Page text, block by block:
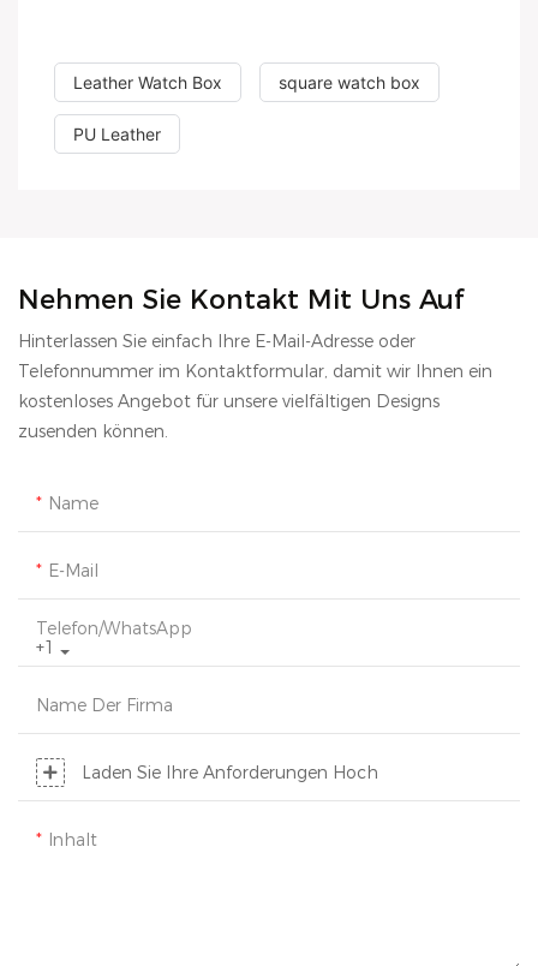
Leather Watch Box square watch box
PU Leather
Nehmen Sie Kontakt Mit Uns Auf
Hinterlassen Sie einfach Ihre E-Mail-Adresse oder
Telefonnummer im Kontaktformular, damit wir Ihnen ein
kostenloses Angebot für unsere vielfältigen Designs
zusenden können.
Name
E-Mail
+1
Telefon/WhatsApp
Name Der Firma
Laden Sie Ihre Anforderungen Hoch
Inhalt